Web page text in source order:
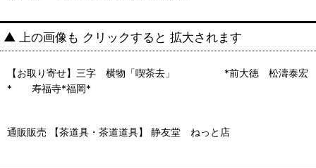
▲ 上の画像も クリックすると 拡大されます
【お取り寄せ】三字 横物「喫茶去」 *前大徳 松濤泰宏
* 寿福寺*福岡*
通販販売 【茶道具・茶道道具】 静友堂 ねっと店